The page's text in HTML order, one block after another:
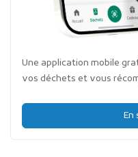
Une application mobile
vos déchets et vous
En